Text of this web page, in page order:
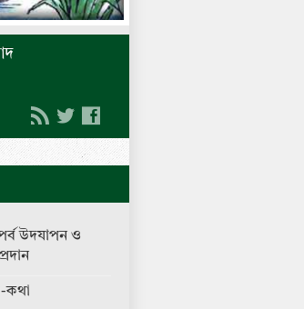
পর্ব উদযাপন ও
কথা